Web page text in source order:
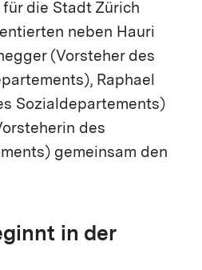
die Stadt Zürich
neben Hauri
(Vorsteher des
Raphael
Sozialdepartements)
des
gemeinsam den
in der